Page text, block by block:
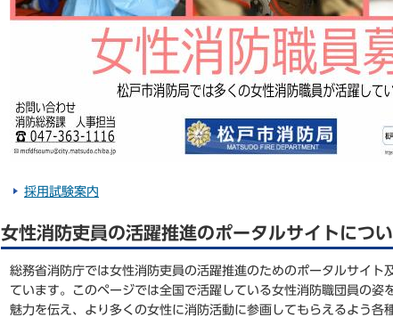
採用試験案内
女性消防吏員の活躍推進のポータルサイトにつ
総務省消防庁では女性消防吏員の活躍推進のためのポータルサイ
ています。このページでは全国で活躍している女性消防職団員の姿
魅力を伝え、より多くの女性に消防活動に参画してもらえるよう各